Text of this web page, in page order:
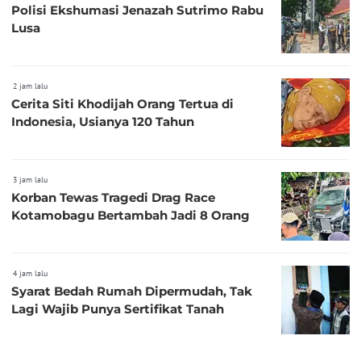
Polisi Ekshumasi Jenazah Sutrimo Rabu
Lusa
2 jam lalu
Cerita Siti Khodijah Orang Tertua di
Indonesia, Usianya 120 Tahun
3 jam lalu
Korban Tewas Tragedi Drag Race
Kotamobagu Bertambah Jadi 8 Orang
4 jam lalu
Syarat Bedah Rumah Dipermudah, Tak
Lagi Wajib Punya Sertifikat Tanah